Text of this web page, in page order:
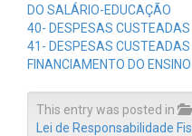
DO SALÁRIO-EDUCAÇÃO
40- DESPESAS CUSTEADAS
41- DESPESAS
FINANCIAMENTO DO ENSINO
This entry was posted in
Lei de Responsabilidade